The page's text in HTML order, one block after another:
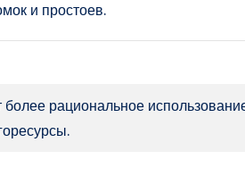
и простоев.
рациональное